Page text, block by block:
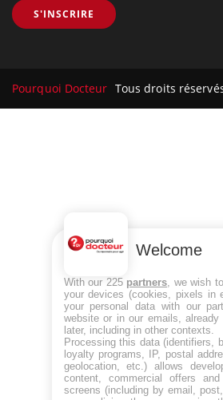
S'INSCRIRE
Pourquoi Docteur Tous droits
Welcome
With our 225 partners , we wish
your devices (cookies, pixels in
your personal data with our
website or in our emails,
later, including in other contexts.
Processing this data (identifiers,
loyalty programs, IP, postal
geolocation, etc.) allows
content, commercial offers
screens (including by email,